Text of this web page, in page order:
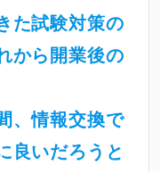
た試験対策の
から開業後の
、情報交換で
良いだろうと